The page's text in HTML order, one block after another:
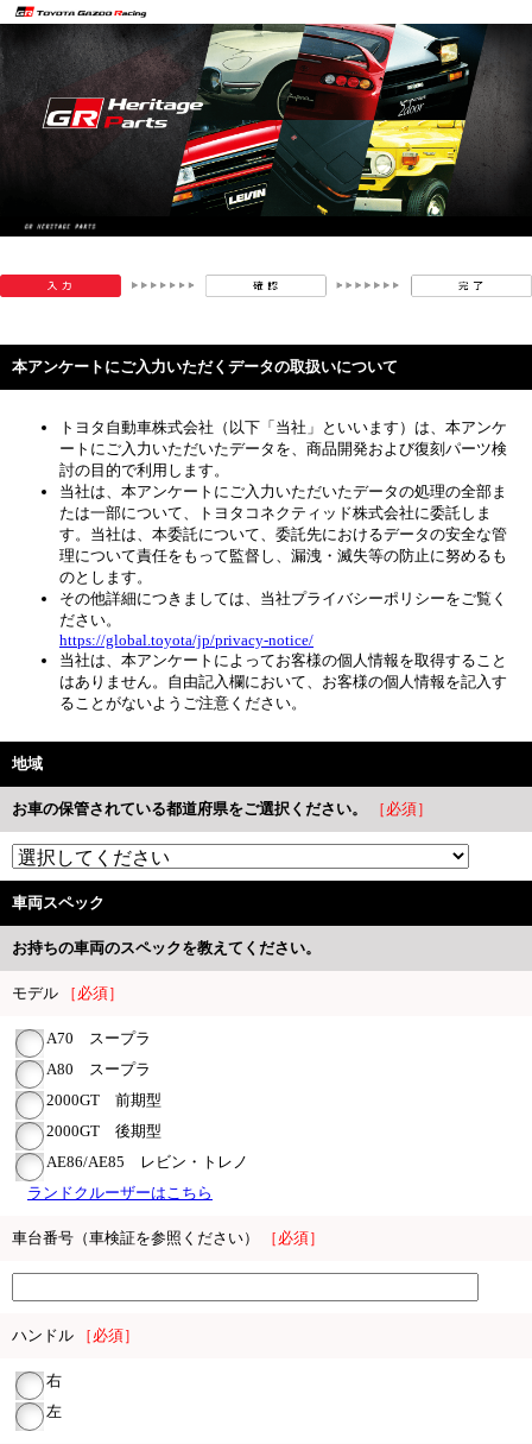
本アンケートにご入力いただくデータの取扱いについて
トヨタ自動車株式会社（以下「当社」といいます）は、本アンケ
ートにご入力いただいたデータを、商品開発および復刻パーツ検
討の目的で利用します。
当社は、本アンケートにご入力いただいたデータの処理の全部ま
たは一部について、トヨタコネクティッド株式会社に委託しま
す。当社は、本委託について、委託先におけるデータの安全な管
理について責任をもって監督し、漏洩・滅失等の防止に努めるも
のとします。
その他詳細につきましては、当社プライバシーポリシーをご覧く
ださい。
https://global.toyota/jp/privacy-notice/
当社は、本アンケートによってお客様の個人情報を取得すること
はありません。自由記入欄において、お客様の個人情報を記入す
ることがないようご注意ください。
地域
お車の保管されている都道府県をご選択ください。 ［必須］
車両スペック
お持ちの車両のスペックを教えてください。
モデル ［必須］
A70 スープラ
A80 スープラ
2000GT 前期型
2000GT 後期型
AE86/AE85 レビン・トレノ
ランドクルーザーはこちら
車台番号（車検証を参照ください） ［必須］
ハンドル ［必須］
右
左